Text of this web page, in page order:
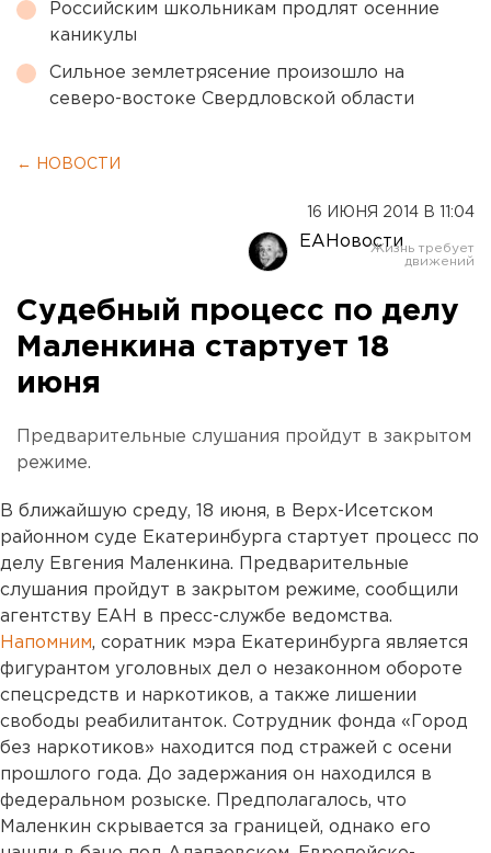
Российским школьникам продлят осенние
каникулы
Сильное землетрясение произошло на
северо-востоке Свердловской области
← НОВОСТИ
16 ИЮНЯ 2014 В 11:04
ЕАНовости
Судебный процесс по делу
Маленкина стартует 18
июня
Предварительные слушания пройдут в закрытом
режиме.
В ближайшую среду, 18 июня, в Верх-Исетском
районном суде Екатеринбурга стартует процесс по
делу Евгения Маленкина. Предварительные
слушания пройдут в закрытом режиме, сообщили
агентству ЕАН в пресс-службе ведомства.
Напомним, соратник мэра Екатеринбурга является
фигурантом уголовных дел о незаконном обороте
спецсредств и наркотиков, а также лишении
свободы реабилитанток. Сотрудник фонда «Город
без наркотиков» находится под стражей с осени
прошлого года. До задержания он находился в
федеральном розыске. Предполагалось, что
Маленкин скрывается за границей, однако его